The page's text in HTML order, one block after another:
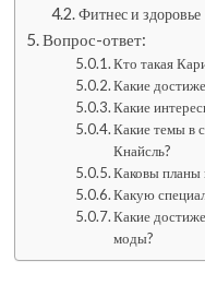
Фитнес и здоровье
Вопрос-ответ:
Кто такая
Какие
Какие
Какие темы в
Кнайсль?
Каковы планы
Какую
Какие
моды?